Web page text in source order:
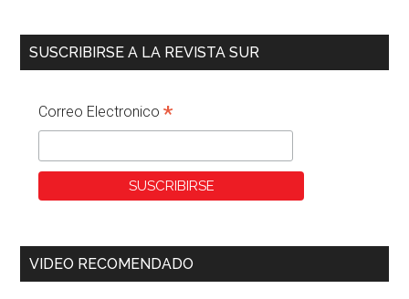
SUSCRIBIRSE A LA REVISTA SUR
Correo Electronico*
VIDEO RECOMENDADO